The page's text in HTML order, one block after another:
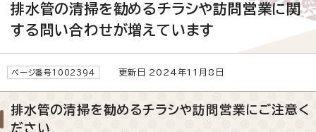
排水管の清掃を勧めるチラシや訪問営業に関
する問い合わせが増えています
ページ番号1002394 更新日 2024年11月8日
排水管の清掃を勧めるチラシや訪問営業にご注意く
ださい